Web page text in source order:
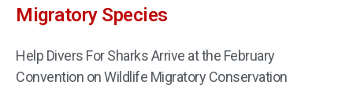
Migratory Species
Help Divers For Sharks Arrive at the February
Convention on Wildlife Migratory Conservation